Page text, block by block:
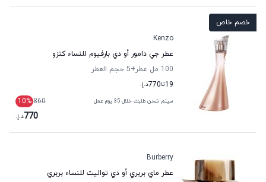
خصم خاص
Kenzo
عطر جي دامور أو دي بارفيوم للنساء كنزو
100 مل عطر
+5
حجم العطر
19تا770د.إ.
سيتم شحن طلبك خلال 35 يوم عمل 860
10%
770د.إ.
Burberry
عطر ماي بربري أو دي تواليت للنساء بربري